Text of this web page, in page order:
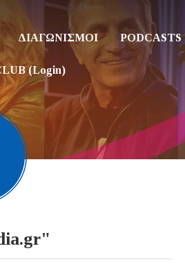
ΔΙΑΓΩΝΙΣΜΟΙ PODCASTS
(Login)